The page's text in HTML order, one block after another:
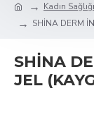
Kadın Sağlığı
SHİNA DERM
SHİNA
JEL